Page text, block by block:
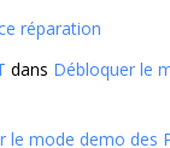
réparation
dans Débloquer le
le mode demo des